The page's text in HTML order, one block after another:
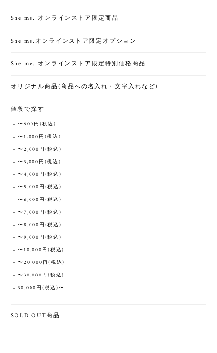
She me. オンラインストア限定商品
She me.オンラインストア限定オプション
She me. オンラインストア限定特別価格商品
オリジナル商品(商品への名入れ・文字入れなど)
値段で探す
〜500円(税込)
〜1,000円(税込)
〜2,000円(税込)
〜3,000円(税込)
〜4,000円(税込)
〜5,000円(税込)
〜6,000円(税込)
〜7,000円(税込)
〜8,000円(税込)
〜9,000円(税込)
〜10,000円(税込)
〜20,000円(税込)
〜30,000円(税込)
30,000円(税込)〜
SOLD OUT商品